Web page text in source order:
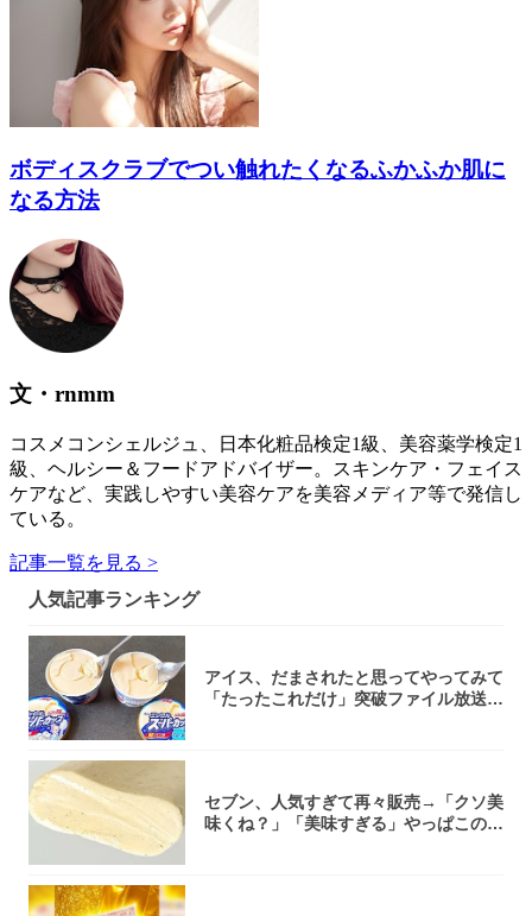
ボディスクラブでつい触れたくなるふかふか肌に
なる方法
文・rnmm
コスメコンシェルジュ、日本化粧品検定1級、美容薬学検定1
級、ヘルシー＆フードアドバイザー。スキンケア・フェイス
ケアなど、実践しやすい美容ケアを美容メディア等で発信し
ている。
記事一覧を見る >
人気記事ランキング
アイス、だまされたと思ってやってみて
「たったこれだけ」突破ファイル放送で
セブン、人気すぎて再々販売→「クソ美
味くね？」「美味すぎる」やっぱこのク